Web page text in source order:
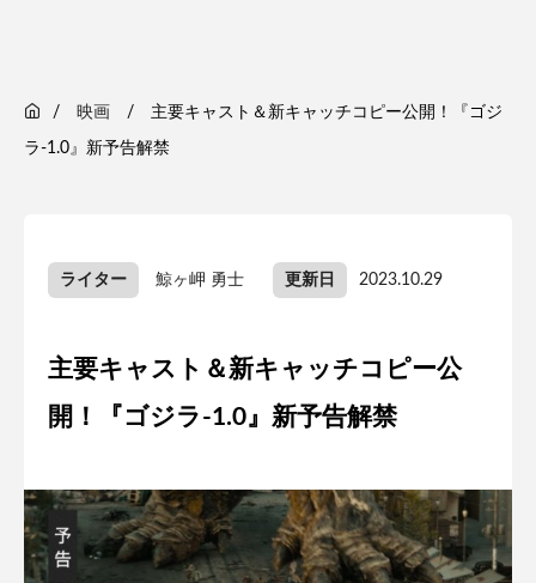
映画 主要キャスト＆新キャッチコピー公開！『ゴジ
ラ-1.0』新予告解禁
ライター 鯨ヶ岬 勇士 更新日 2023.10.29
主要キャスト＆新キャッチコピー公
開！『ゴジラ-1.0』新予告解禁